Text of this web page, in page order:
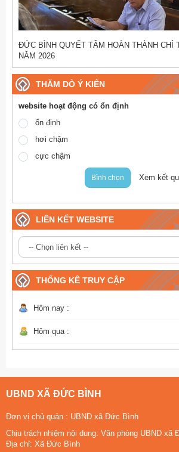
ĐỨC BÌNH QUYẾT TÂM HOÀN THÀNH CHỈ
NĂM 2026
THĂM DÒ Ý KIẾN
Bình chọn Xem kết
LIÊN KẾT WEBSITE
THỐNG KÊ TRUY CẬP
Hôm nay :
UBND XÃ ĐỨC BÌNH
Đơn vị chủ quản :UBND xã Đức Bình